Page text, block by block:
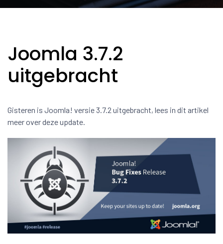
Joomla 3.7.2
uitgebracht
Gisteren is Joomla! versie 3.7.2 uitgebracht, lees in dit artikel
meer over deze update.